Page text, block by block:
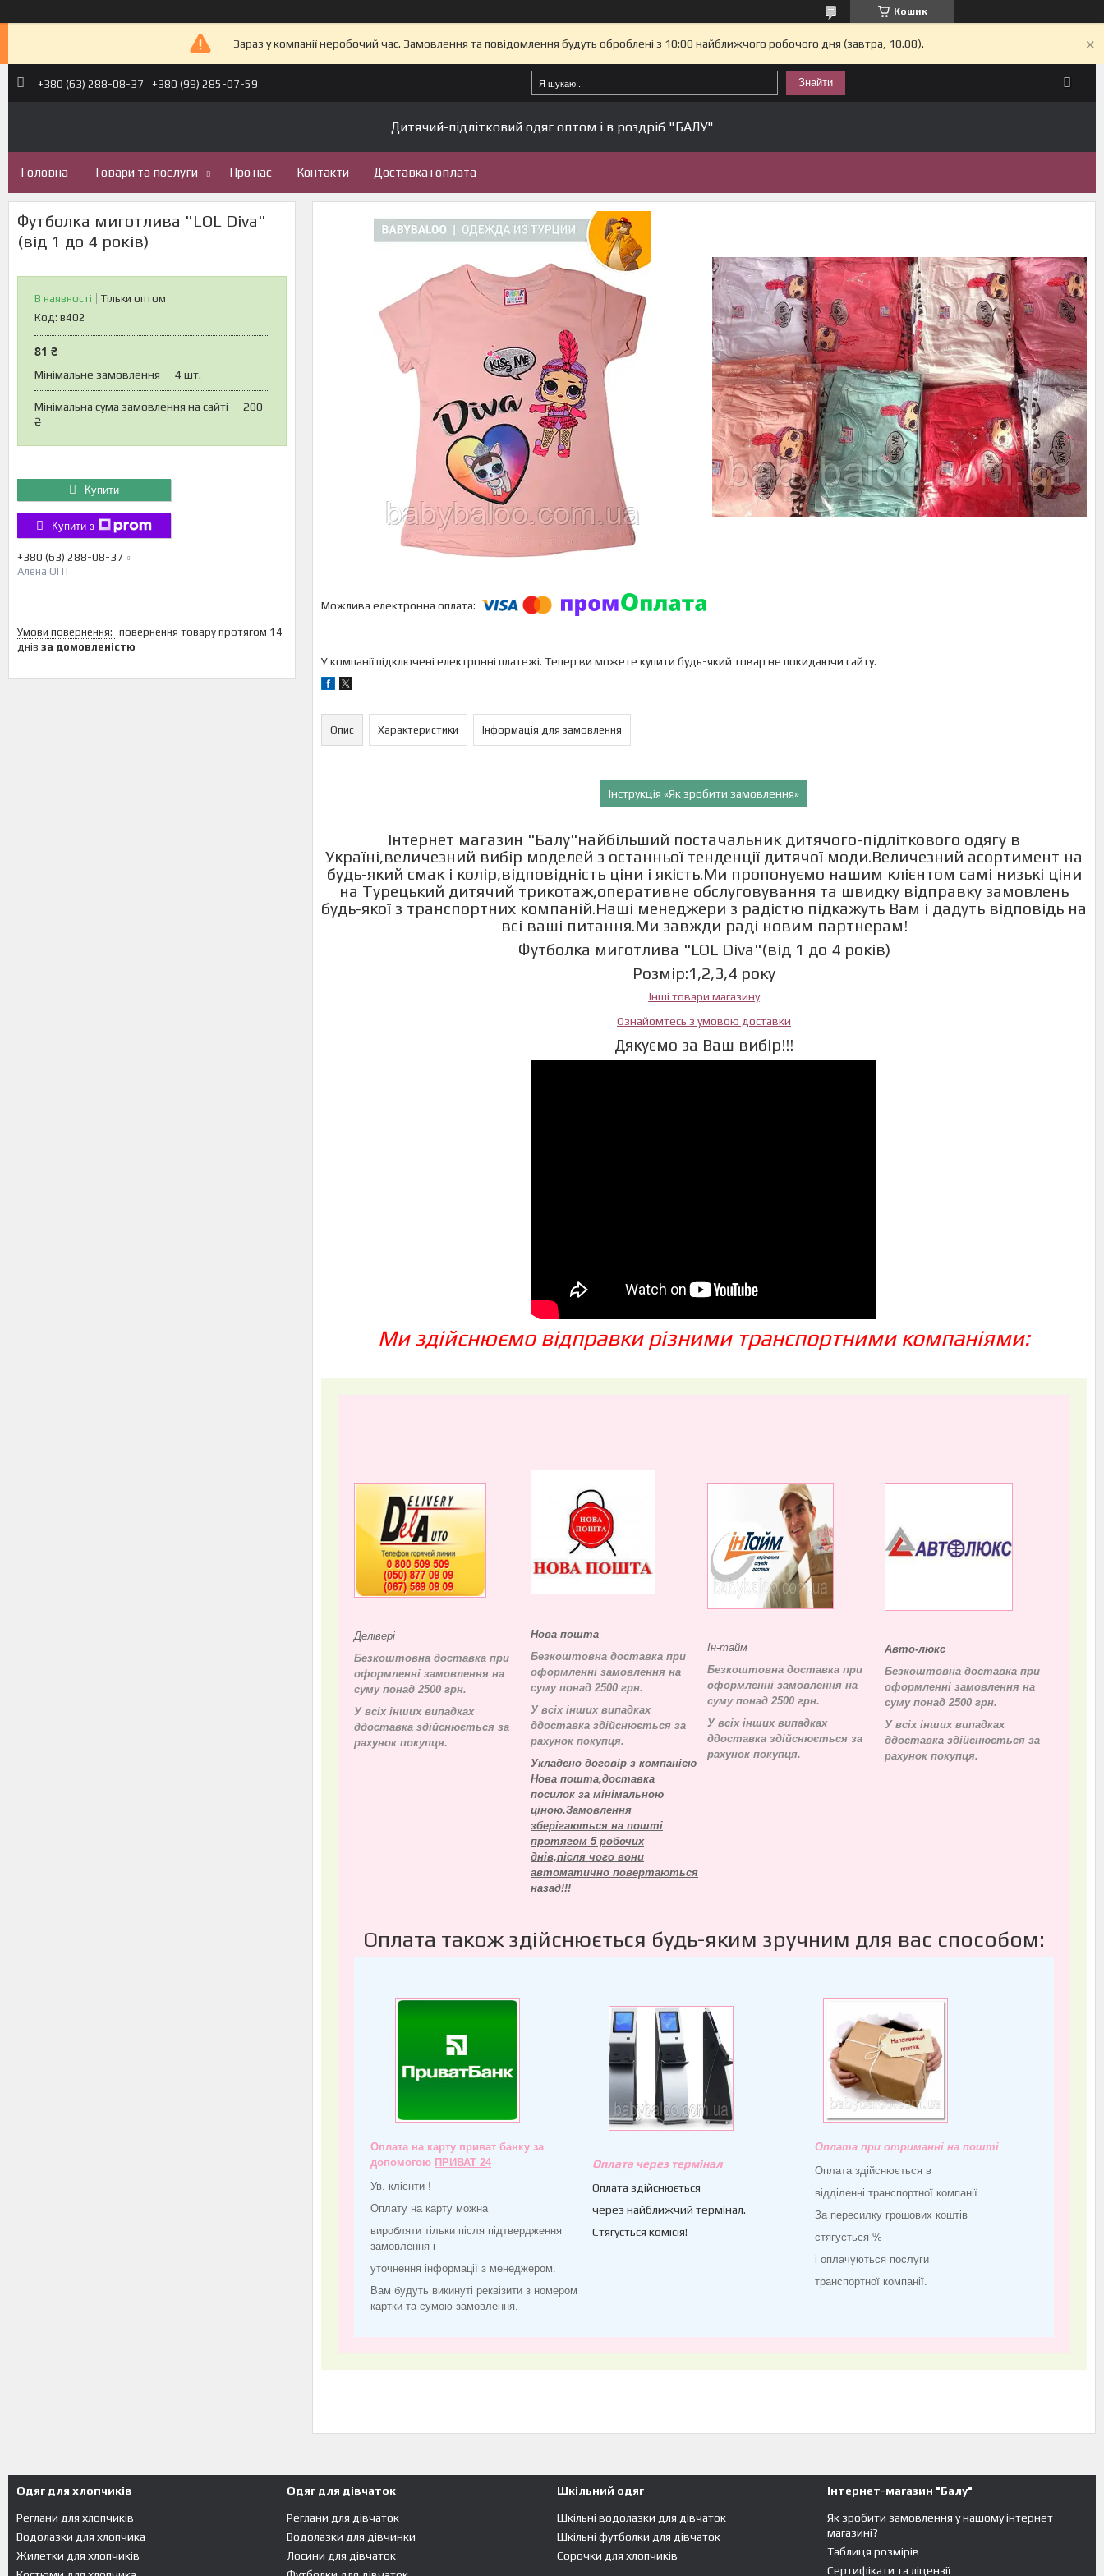
Кошик
Зараз у компанії неробочий час. Замовлення та повідомлення будуть оброблені з 10:00 найближчого робочого дня (завтра, 10.08).
+380 (63) 288-08-37 +380 (99) 285-07-59 Знайти
Дитячий-підлітковий одяг оптом і в роздріб "БАЛУ"
Головна Товари та послуги Про нас Контакти Доставка і оплата
Футболка миготлива "LOL Diva"
(від 1 до 4 років)
В наявності
Тільки оптом
Код: в402
81 ₴
Мінімальне замовлення — 4 шт.
Мінімальна сума замовлення на сайті — 200
₴
Купити
Купити з
+380 (63) 288-08-37
Алёна ОПТ
повернення товару протягом 14
днів за домовленістю
У компанії підключені електронні платежі. Тепер ви можете купити будь-який товар не покидаючи сайту.
Опис Характеристики Інформація для замовлення
Інструкція «Як зробити замовлення»
Інтернет магазин "Балу"найбільший постачальник дитячого-підліткового одягу в
Україні,величезний вибір моделей з останньої тенденції дитячої моди.Величезний асортимент на
будь-який смак і колір,відповідність ціни і якість.Ми пропонуємо нашим клієнтом самі низькі ціни
на Турецький дитячий трикотаж,оперативне обслуговування та швидку відправку замовлень
будь-якої з транспортних компаній.Наші менеджери з радістю підкажуть Вам і дадуть відповідь на
всі ваші питання.Ми завжди раді новим партнерам!
Футболка миготлива "LOL Diva"(від 1 до 4 років)
Розмір:1,2,3,4 року
Інші товари магазину
Ознайомтесь з умовою доставки
Дякуємо за Ваш вибір!!!
Ми здійснюємо відправки різними транспортними компаніями:
Делівері
Безкоштовна доставка при
оформленні замовлення на
суму понад 2500 грн.
У всіх інших випадках
ддоставка здійснюється за
рахунок покупця.
Нова пошта
Безкоштовна доставка при
оформленні замовлення на
суму понад 2500 грн.
У всіх інших випадках
ддоставка здійснюється за
рахунок покупця.
Укладено договір з компанією
Нова пошта,доставка
посилок за мінімальною
ціною.Замовлення
зберігаються на пошті
протягом 5 робочих
днів,після чого вони
автоматично повертаються
назад!!!
Ін-тайм
Безкоштовна доставка при
оформленні замовлення на
суму понад 2500 грн.
У всіх інших випадках
ддоставка здійснюється за
рахунок покупця.
Авто-люкс
Безкоштовна доставка при
оформленні замовлення на
суму понад 2500 грн.
У всіх інших випадках
ддоставка здійснюється за
рахунок покупця.
Оплата також здійснюється будь-яким зручним для вас способом:
Оплата на карту приват банку за
допомогою ПРИВАТ 24
Ув. клієнти !
Оплату на карту можна
виробляти тільки після підтвердження
замовлення і
уточнення інформації з менеджером.
Вам будуть викинуті реквізити з номером
картки та сумою замовлення.
Оплата через термінал
Оплата здійснюється
через найближчий термінал.
Стягується комісія!
Оплата при отриманні на пошті
Оплата здійснюється в
відділенні транспортної компанії.
За пересилку грошових коштів
стягується %
і оплачуються послуги
транспортної компанії.
Одяг для хлопчиків
Реглани для хлопчиків
Водолазки для хлопчика
Жилетки для хлопчиків
Одяг для дівчаток
Реглани для дівчаток
Водолазки для дівчинки
Лосини для дівчаток
Шкільний одяг
Шкільні водолазки для дівчаток
Шкільні футболки для дівчаток
Сорочки для хлопчиків
Інтернет-магазин "Балу"
Як зробити замовлення у нашому інтернет-
магазині?
Таблиця розмірів
Сертифікати та ліцензії